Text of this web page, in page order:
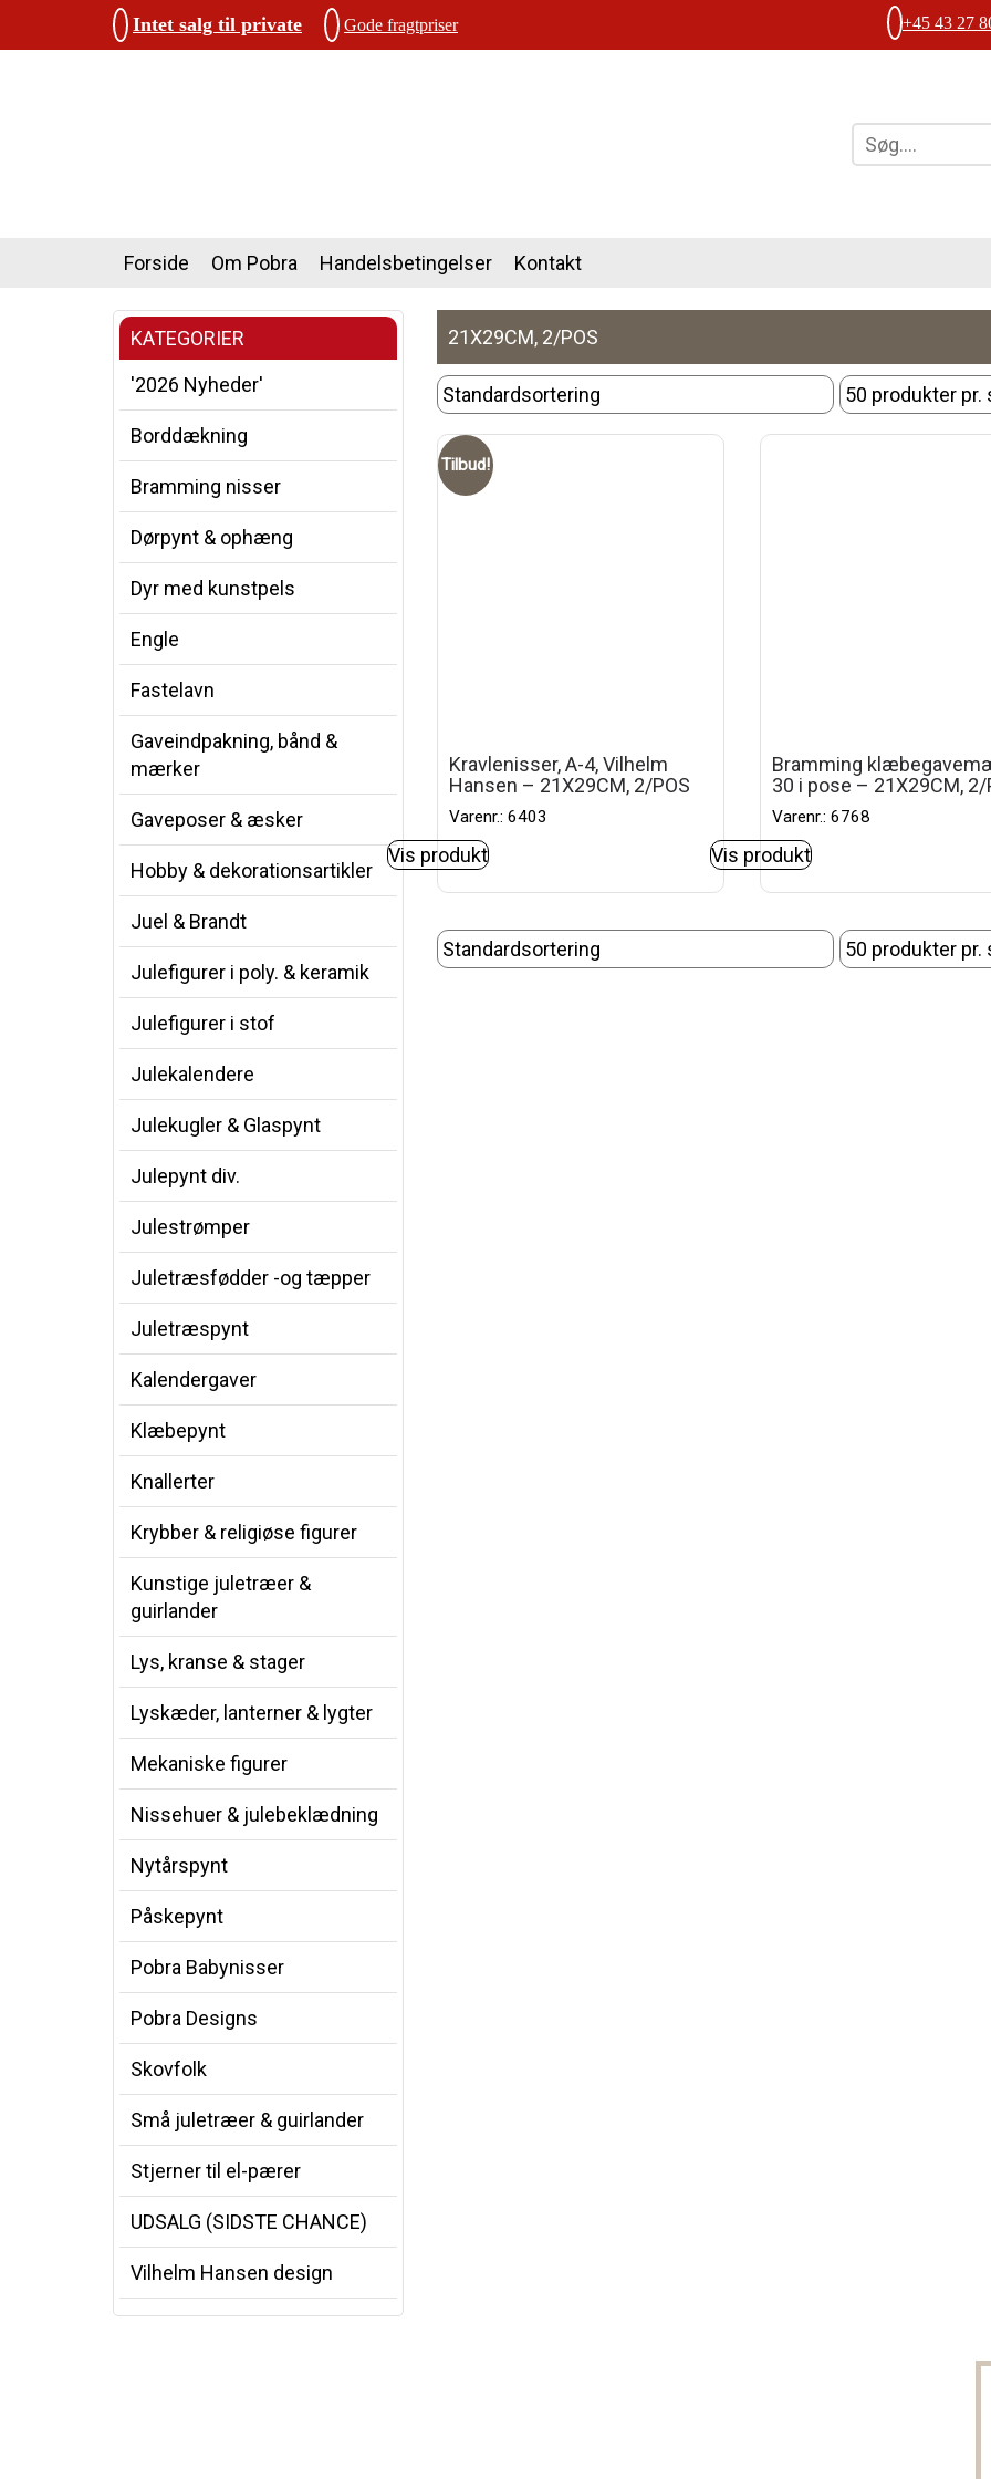
Intet salg til private Gode fragtpriser +45 43 27
Forside Om Pobra Handelsbetingelser Kontakt
KATEGORIER
'2026 Nyheder'
Borddækning
Bramming nisser
Dørpynt & ophæng
Dyr med kunstpels
Engle
Fastelavn
Gaveindpakning, bånd &
mærker
Gaveposer & æsker
Hobby & dekorationsartikler
Juel & Brandt
Julefigurer i poly. & keramik
Julefigurer i stof
Julekalendere
Julekugler & Glaspynt
Julepynt div.
Julestrømper
Juletræsfødder -og tæpper
Juletræspynt
Kalendergaver
Klæbepynt
Knallerter
Krybber & religiøse figurer
Kunstige juletræer &
guirlander
Lys, kranse & stager
Lyskæder, lanterner & lygter
Mekaniske figurer
Nissehuer & julebeklædning
Nytårspynt
Påskepynt
Pobra Babynisser
Pobra Designs
Skovfolk
Små juletræer & guirlander
Stjerner til el-pærer
UDSALG (SIDSTE CHANCE)
Vilhelm Hansen design
21X29CM, 2/POS
Tilbud!
Kravlenisser, A-4, Vilhelm
Hansen – 21X29CM, 2/POS
Varenr.: 6403
Vis produkt
Bramming
30 i pose – 21X29CM, 2/
Varenr.: 6768
Vis produkt